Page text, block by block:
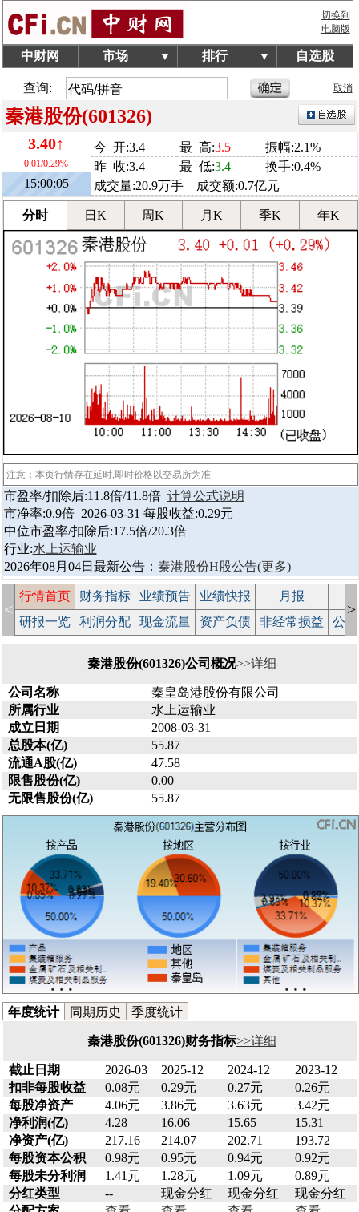
切换到
电脑版
中财网 市场 ▼ 排行 ▼ 自选股
查询: 取消
秦港股份(601326)
3.40↑
0.01/0.29%
15:00:05
今 开:3.4 最 高:3.5
振幅:2.1%
昨 收:3.4
最 低:3.4
换手:0.4%
成交量:20.9万手 成交额:0.7亿元
分时 日K 周K 月K 季K 年K
注意：本页行情存在延时,即时价格以交易所为准
市盈率/扣除后:11.8倍/11.8倍 计算公式说明
市净率:0.9倍 2026-03-31 每股收益:0.29元
中位市盈率/扣除后:17.5倍/20.3倍
行业:水上运输业
2026年08月04日最新公告： 秦港股份H股公告(更多)
<
行情首页 财务指标 业绩预告 业绩快报 月报
研报一览
利润分配 现金流量 资产负债 非经常损益 公
>
秦港股份(601326)公司概况>>详细
公司名称
秦皇岛港股份有限公司
所属行业
水上运输业
成立日期
2008-03-31
总股本(亿)
55.87
流通A股(亿)
47.58
限售股份(亿)
0.00
无限售股份(亿)
55.87
年度统计 同期历史 季度统计
秦港股份(601326)财务指标>>详细
截止日期 2026-03 2025-12 2024-12
2023-12
扣非每股收益
0.08元 0.29元 0.27元
0.26元
每股净资产
4.06元 3.86元 3.63元
3.42元
净利润(亿)
4.28 16.06 15.65
15.31
净资产(亿)
217.16 214.07 202.71
193.72
每股资本公积
0.98元 0.95元 0.94元
0.92元
每股未分利润
1.41元 1.28元 1.09元
0.89元
分红类型
-- 现金分红 现金分红
现金分红